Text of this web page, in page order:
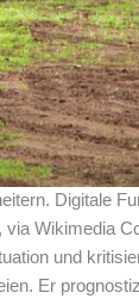
Digitale
, via Wikimedia
und
Er